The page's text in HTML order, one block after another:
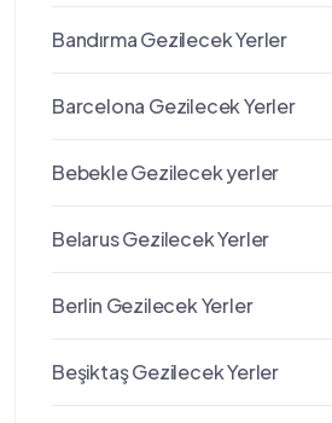
Bandırma Gezilecek Yerler
Barcelona Gezilecek Yerler
Bebekle Gezilecek yerler
Belarus Gezilecek Yerler
Berlin Gezilecek Yerler
Beşiktaş Gezilecek Yerler